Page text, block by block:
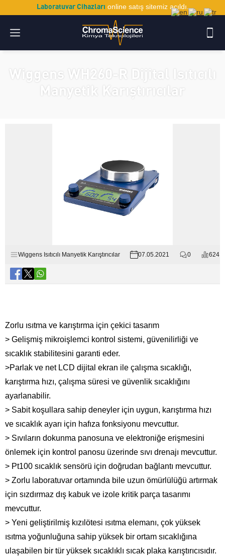
Laboratuvar Cihazları online satış sitemiz açıldı.
Wiggens WH260-R Dijital Isıtıcılı
Manyetik Karıştırıcılar
Wiggens Isıtıcılı Manyetik Karıştırıcılar 07.05.2021 0 624
Zorlu ısıtma ve karıştırma için çekici tasarım
> Gelişmiş mikroişlemci kontrol sistemi, güvenilirliği ve
sıcaklık stabilitesini garanti eder.
>Parlak ve net LCD dijital ekran ile çalışma sıcaklığı,
karıştırma hızı, çalışma süresi ve güvenlik sıcaklığını
ayarlanabilir.
> Sabit koşullara sahip deneyler için uygun, karıştırma hızı
ve sıcaklık ayarı için hafıza fonksiyonu mevcuttur.
> Sıvıların dokunma panosuna ve elektroniğe erişmesini
önlemek için kontrol panosu üzerinde sıvı drenajı mevcuttur.
> Pt100 sıcaklık sensörü için doğrudan bağlantı mevcuttur.
> Zorlu laboratuvar ortamında bile uzun ömürlülüğü artırmak
için sızdırmaz dış kabuk ve izole kritik parça tasarımı
mevcuttur.
> Yeni geliştirilmiş kızılötesi ısıtma elemanı, çok yüksek
ısıtma yoğunluğuna sahip yüksek bir ortam sıcaklığına
ulaşabilen bir tür yüksek sıcaklıklı sıcak plaka karıştırıcısıdır.